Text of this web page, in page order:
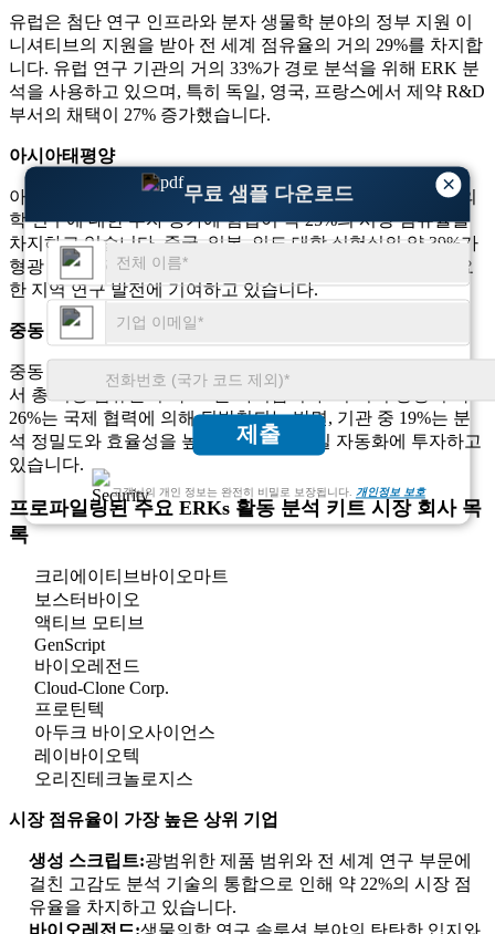
×
무료 샘플 다운로드
제출
고객님의 개인 정보는 완전히 비밀로 보장됩니다. 개인정보 보호
유럽은 첨단 연구 인프라와 분자 생물학 분야의 정부 지원 이
니셔티브의 지원을 받아 전 세계 점유율의 거의 29%를 차지합
니다. 유럽 ​​연구 기관의 거의 33%가 경로 분석을 위해 ERK 분
석을 사용하고 있으며, 특히 독일, 영국, 프랑스에서 제약 R&D
부서의 채택이 27% 증가했습니다.
아시아태평양
아시아태평양 지역은 생명공학 산업의 급속한 확장과 생명의
학 연구에 대한 투자 증가에 힘입어 약 25%의 시장 점유율을
차지하고 있습니다. 중국, 일본, 인도 대학 실험실의 약 39%가
형광 기반 ERK 분석을 통합하여 세포 신호 분석 분야의 중요
한 지역 연구 발전에 기여하고 있습니다.
중동 및 아프리카
중동 및 아프리카는 학술 및 임상 연구에 점차적으로 채택되면
서 총 시장 점유율의 약 8%를 차지합니다. 이 지역 성장의 약
26%는 국제 협력에 의해 뒷받침되는 반면, 기관 중 19%는 분
석 정밀도와 효율성을 높이기 위해 실험실 자동화에 투자하고
있습니다.
프로파일링된 주요 ERKs 활동 분석 키트 시장 회사 목
록
크리에이티브바이오마트
보스터바이오
액티브 모티브
GenScript
바이오레전드
Cloud-Clone Corp.
프로틴텍
아두크 바이오사이언스
레이바이오텍
오리진테크놀로지스
시장 점유율이 가장 높은 상위 기업
생성 스크립트:광범위한 제품 범위와 전 세계 연구 부문에
걸친 고감도 분석 기술의 통합으로 인해 약 22%의 시장 점
유율을 차지하고 있습니다.